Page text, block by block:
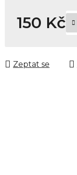
150 Kč
Zeptat se